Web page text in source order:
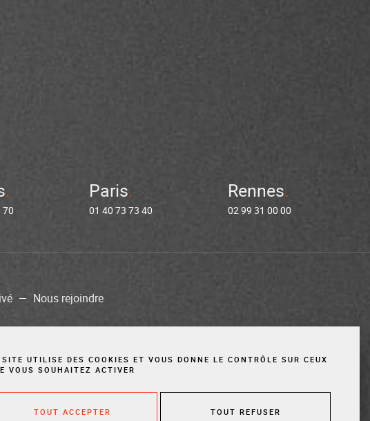
70
Paris
01 40 73 73 40
Rennes
02 99 31 00 00
Nous rejoindre
Mentions légalesCookiesSite réalisé par Vigicorp
SITE UTILISE DES COOKIES ET VOUS DONNE LE CONTRÔLE SUR CEUX
VOUS SOUHAITEZ ACTIVER
TOUT ACCEPTER TOUT REFUSER